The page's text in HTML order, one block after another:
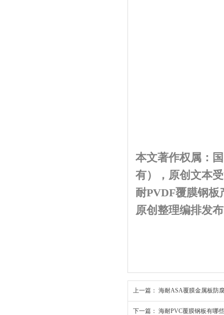
本文著作权属：
有），原创文本
耐PVDF覆膜钢板
原创整理编排发布
上一篇： 海耐ASA覆膜金属板防
下一篇： 海耐PVC覆膜钢板有哪